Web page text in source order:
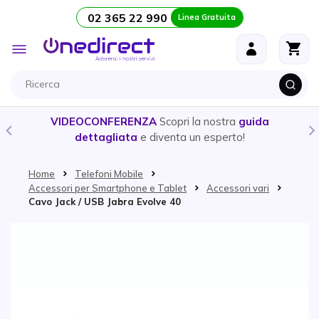
Salta al contenuto 02 365 22 990 Linea Gratuita
Toggle
Nav
VIDEOCONFERENZA Scopri la nostra guida
dettagliata e diventa un esperto!
Home
Telefoni Mobile
Accessori per Smartphone e Tablet
Accessori vari
Cavo Jack / USB Jabra Evolve 40